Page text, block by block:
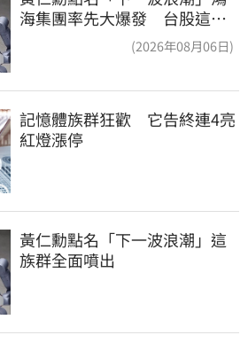
海集團率先大爆發 台股這族
(2026年08月06日)
記憶體族群狂歡　它告終連4亮
紅燈漲停
黃仁勳點名「下一波浪潮」這
族群全面噴出